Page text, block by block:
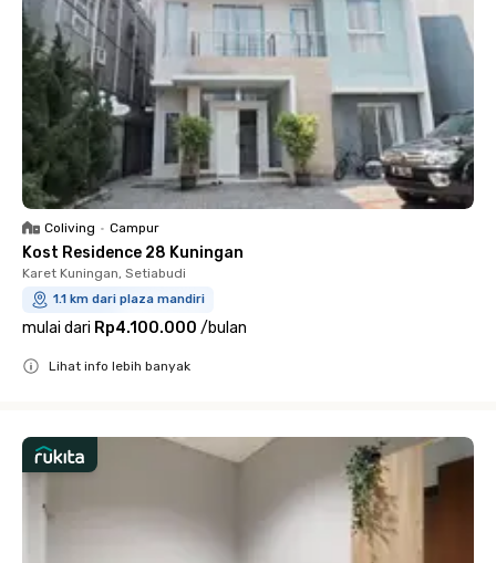
Coliving • Campur
Kost Residence 28 Kuningan
Karet Kuningan, Setiabudi
1.1 km dari plaza mandiri
mulai dari Rp4.100.000 /bulan
Lihat info lebih banyak